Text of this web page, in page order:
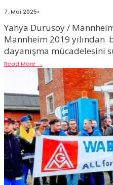
7. Mai 2025•
Yahya Durusoy /
Mannheim 2019 yılından
dayanışma mücadelesini
Read More →